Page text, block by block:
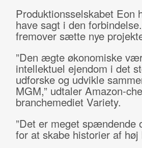
Produktionsselskabet Eon
have sagt i den
fremover sætte nye
”Den ægte økonomiske
intellektuel ejendom i det
udforske og udvikle
MGM,” udtaler Amazon-
branchemediet Variety.
”Det er meget spændende
for at skabe historier af høj